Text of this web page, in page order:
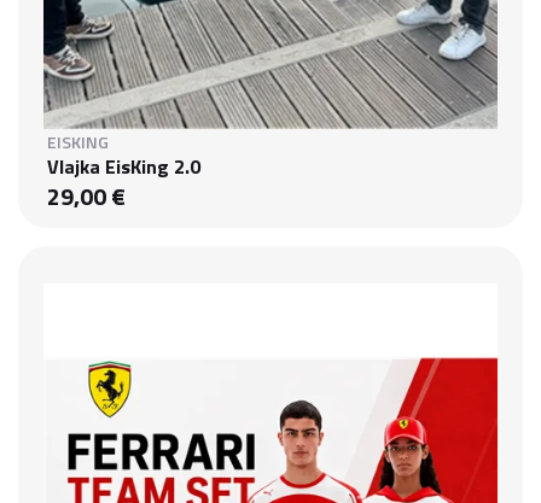
EISKING
Vlajka EisKing 2.0
29,00 €